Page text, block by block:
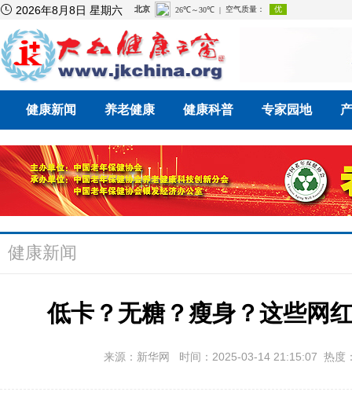
 2026年8月8日 星期六
健康新闻 养老健康 健康科普 专家园地
健康新闻
低卡？无糖？瘦身？这些网
来源：新华网 时间：2025-03-14 21:15:07 热度